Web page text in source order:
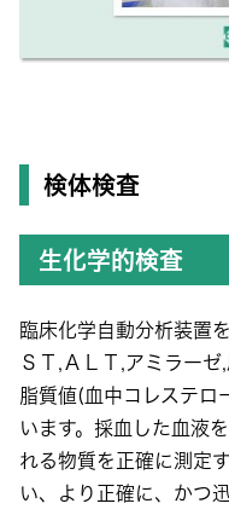
検体検査
生化学的検査
臨床化学自動分析装置
ＳＴ,ＡＬＴ,アミラーゼ
脂質値(血中コレステロ
います。採血した血液
れる物質を正確に測定
い、より正確に、かつ